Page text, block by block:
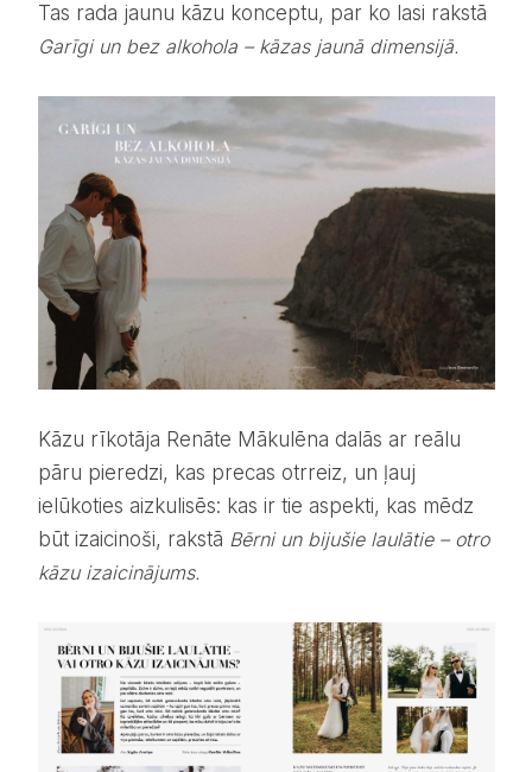
Tas rada jaunu kāzu konceptu, par ko lasi rakstā
Garīgi un bez alkohola – kāzas jaunā dimensijā.
Kāzu rīkotāja Renāte Mākulēna dalās ar reālu
pāru pieredzi, kas precas otrreiz, un ļauj
ielūkoties aizkulisēs: kas ir tie aspekti, kas mēdz
būt izaicinoši, rakstā Bērni un bijušie laulātie – otro
kāzu izaicinājums.